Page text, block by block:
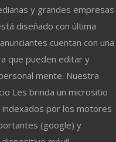
y grandes empresas.
diseñado con última
cuentan con una
que pueden editar y
mente. Nuestra
Les brinda un micrositio
por los motores
(google) y